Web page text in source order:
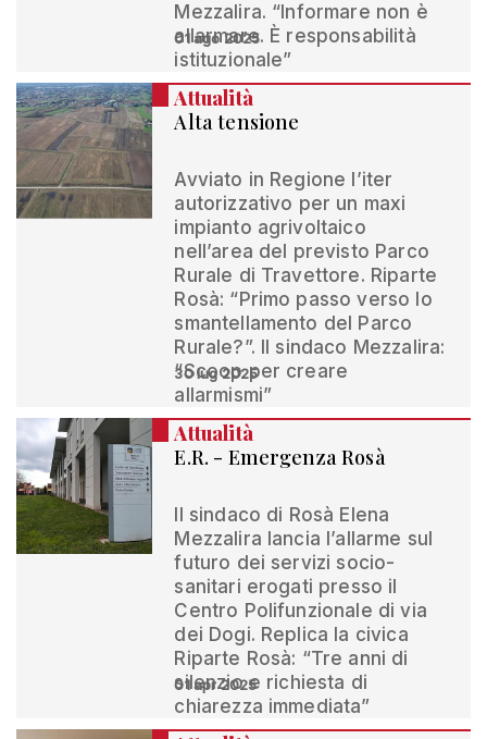
Mezzalira. “Informare non è
allarmare. È responsabilità
istituzionale”
01 ago 2025
Attualità
Alta tensione
Avviato in Regione l’iter
autorizzativo per un maxi
impianto agrivoltaico
nell’area del previsto Parco
Rurale di Travettore. Riparte
Rosà: “Primo passo verso lo
smantellamento del Parco
Rurale?”. Il sindaco Mezzalira:
“Scoop per creare
allarmismi”
30 lug 2025
Attualità
E.R. - Emergenza Rosà
Il sindaco di Rosà Elena
Mezzalira lancia l’allarme sul
futuro dei servizi socio-
sanitari erogati presso il
Centro Polifunzionale di via
dei Dogi. Replica la civica
Riparte Rosà: “Tre anni di
silenzio e richiesta di
chiarezza immediata”
01 apr 2025